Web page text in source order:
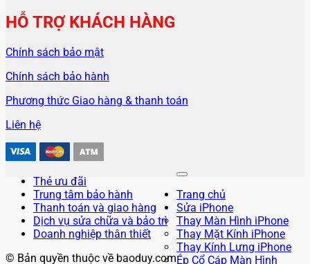
HỖ TRỢ KHÁCH HÀNG
Chính sách bảo mật
Chính sách bảo hành
Phương thức Giao hàng & thanh toán
Liên hệ
Thẻ ưu đãi
Trung tâm bảo hành
Thanh toán và giao hàng
Dịch vụ sửa chữa và bảo trì
Doanh nghiệp thân thiết
© Bản quyền thuộc về baoduy.com
Trang chủ
Sửa iPhone
Thay Màn Hình iPhone
Thay Mặt Kính iPhone
Thay Kính Lưng iPhone
Ép Cổ Cáp Màn Hình